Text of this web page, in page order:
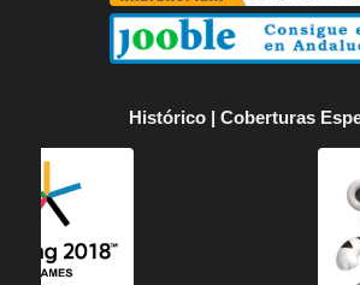
Histórico | Coberturas